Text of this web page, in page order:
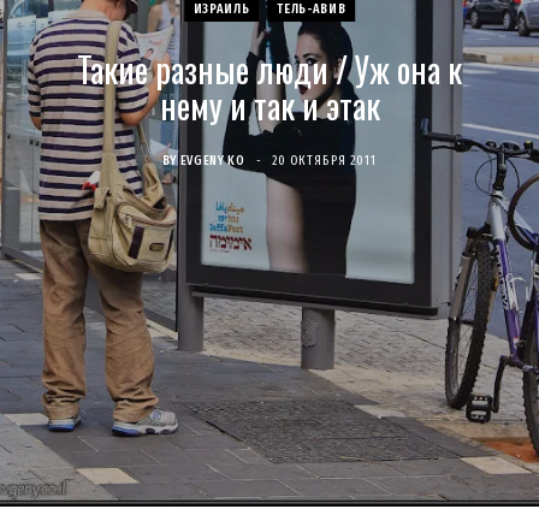
k a
m r
)
t
ИЗРАИЛЬ ТЕЛЬ-АВИВ
Такие разные люди / Уж она к
нему и так и этак
BY EVGENY KO 20 ОКТЯБРЯ 2011